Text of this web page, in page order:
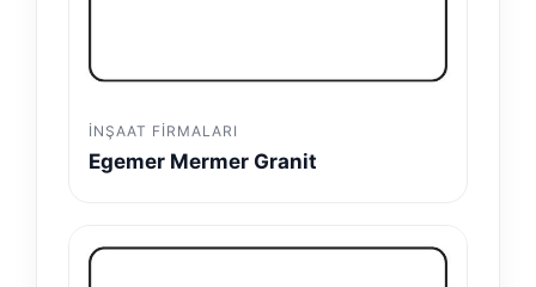
İNŞAAT FIRMALARI
Egemer Mermer Granit